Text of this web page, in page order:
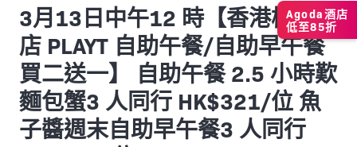
3月13日中午12 時【香港柏寧酒
店 PLAYT 自助午餐/自助早午餐
買二送一】 自助午餐 2.5 小時歎
麵包蟹3 人同行 HK$321/位 魚
子醬週末自助早午餐3 人同行
Agoda酒店
低至85折